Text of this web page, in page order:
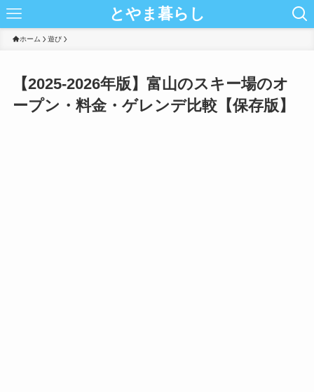
とやま暮らし
ホーム 遊び
【2025-2026年版】富山のスキー場のオ
ープン・料金・ゲレンデ比較【保存版】